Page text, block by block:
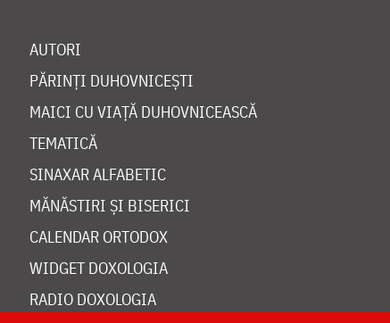
AUTORI
PĂRINȚI DUHOVNICEȘTI
MAICI CU VIAȚĂ DUHOVNICEASCĂ
TEMATICĂ
SINAXAR ALFABETIC
MĂNĂSTIRI ȘI BISERICI
CALENDAR ORTODOX
WIDGET DOXOLOGIA
RADIO DOXOLOGIA